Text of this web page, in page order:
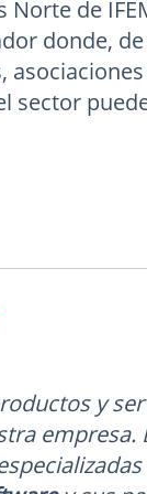
de
donde,
sector
y
empresa.